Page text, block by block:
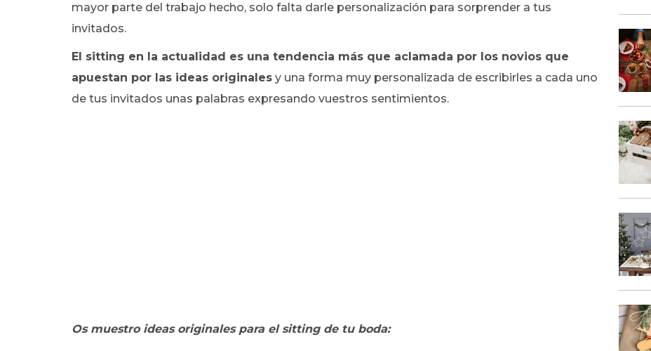
mayor parte del trabajo hecho, solo falta darle personalización para sorprender a tus
invitados.
El sitting en la actualidad es una tendencia más que aclamada por los novios que
apuestan por las ideas originales y una forma muy personalizada de escribirles a cada uno
de tus invitados unas palabras expresando vuestros sentimientos.
Os muestro ideas originales para el sitting de tu boda: